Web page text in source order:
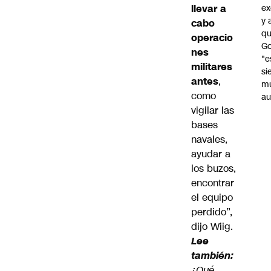
llevar a
cabo
operacio
nes
militares
antes,
como
vigilar las
bases
navales,
ayudar a
los buzos,
encontrar
el equipo
perdido”,
dijo Wiig.
Lee
también:
y